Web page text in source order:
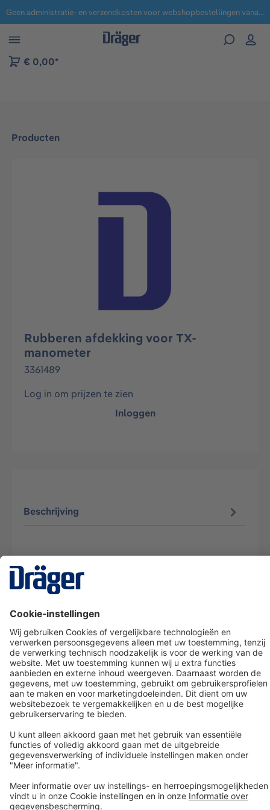
naar navigatie B2B-platform Geen administratie- en verzendkosten voor webshopbestellingen vanaf € 100,-.
€ 0,00*
Producten
Afbeeldingengalerij overslaan
Rubberen afdekking voor TX-
manometer
3361489
Log in om prijzen te zien
Inloggen
Beschrijving
Dräger klantenservice
Over Dräger
Bestellen in onze webshop
Community